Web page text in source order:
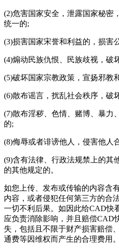
(2)危害国家安全，泄露国家秘密
统一的;
(3)损害国家宋誉和利益的，损害
(4)煽动民族仇恨、民族歧视，破
(5)破坏国家宗教政策，宣扬邪教
(6)散布谣言，扰乱社会秩序，破
(7)散布淫秽、色情、赌博、暴力
的;
(8)侮辱或者诽谤他人，侵害他人
(9)含有法律、行政法规禁上的其
的其他规定的。
如您上传、发布或传输的内容含
内容，或者侵犯任何第三方的合
一切不利后果。如因此给CAD快
应负责消除影响，并且赔偿CAD
失，包括且不限于财产损害赔偿
通费等因维权而产生的合理费用。